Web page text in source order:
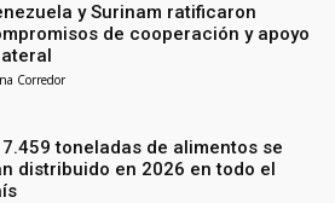
y Surinam ratificaron
de cooperación y apoyo
Corredor
toneladas de alimentos se
distribuido en 2026 en todo el